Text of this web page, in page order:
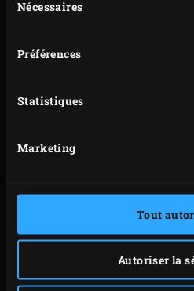
duNécessaires
Préférences
Statistiques
Marketing
Tout
Autoriser la
blanc ou de bière brune
soja-wasabi. Fermez le
cuire les moules 5 minutes
prélevez les feuilles de
le mélange à la crème
pain et la crème fraîche
Pour un repas plus complet,
frites de céleri rave ou de